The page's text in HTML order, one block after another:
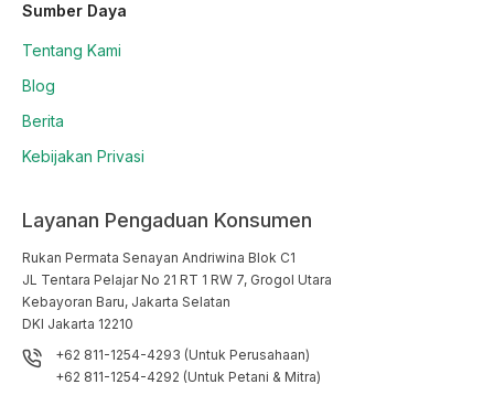
Sumber Daya
Tentang Kami
Blog
Berita
Kebijakan Privasi
Layanan Pengaduan Konsumen
Rukan Permata Senayan Andriwina Blok C1
JL Tentara Pelajar No 21 RT 1 RW 7, Grogol Utara
Kebayoran Baru, Jakarta Selatan
DKI Jakarta 12210
+62 811-1254-4293 (Untuk Perusahaan)
+62 811-1254-4292 (Untuk Petani & Mitra)